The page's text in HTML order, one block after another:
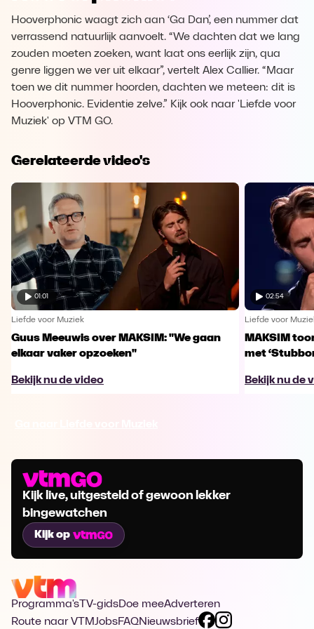
Hooverphonic waagt zich aan ‘Ga Dan’, een nummer dat
verrassend natuurlijk aanvoelt. “We dachten dat we lang
zouden moeten zoeken, want laat ons eerlijk zijn, qua
genre liggen we ver uit elkaar”, vertelt Alex Callier. “Maar
toen we dit nummer hoorden, dachten we meteen: dit is
Hooverphonic. Evidentie zelve.” Kijk ook naar 'Liefde voor
Muziek' op VTM GO.
Gerelateerde video's
01:01
Liefde voor Muziek
Guus Meeuwis over MAKSIM: "We gaan
elkaar vaker opzoeken"
Bekijk nu de video
02:54
Liefde voor
MAKSIM
met
Bekijk nu de
Kijk live, uitgesteld of gewoon lekker
bingewatchen
Kijk op
Programma's TV-gidsDoe meeAdverteren
Route naar VTMJobsFAQNieuwsbrief